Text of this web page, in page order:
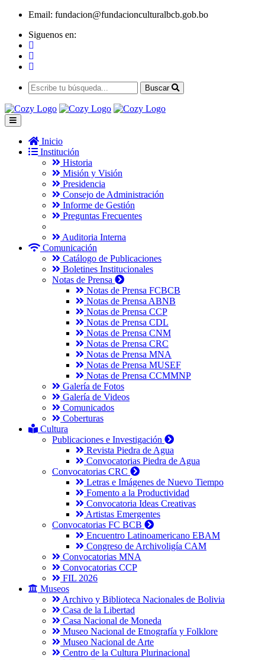
Email: fundacion@fundacionculturalbcb.gob.bo
Siguenos en:
Buscar
Inicio
Institución
Historia
Misión y Visión
Presidencia
Consejo de Administración
Informe de Gestión
Preguntas Frecuentes
Auditoria Interna
Comunicación
Catálogo de Publicaciones
Boletines Institucionales
Notas de Prensa
Notas de Prensa FCBCB
Notas de Prensa ABNB
Notas de Prensa CCP
Notas de Prensa CDL
Notas de Prensa CNM
Notas de Prensa CRC
Notas de Prensa MNA
Notas de Prensa MUSEF
Notas de Prensa CCMMNP
Galería de Fotos
Galería de Videos
Comunicados
Coberturas
Cultura
Publicaciones e Investigación
Revista Piedra de Agua
Convocatorias Piedra de Agua
Convocatorias CRC
Letras e Imágenes de Nuevo Tiempo
Fomento a la Productividad
Convocatoria Ideas Creativas
Artistas Emergentes
Convocatorias FC BCB
Encuentro Latinoamericano EBAM
Congreso de Archivoligía CAM
Convocatorias MNA
Convocatorias CCP
FIL 2026
Museos
Archivo y Biblioteca Nacionales de Bolivia
Casa de la Libertad
Casa Nacional de Moneda
Museo Nacional de Etnografía y Folklore
Museo Nacional de Arte
Centro de la Cultura Plurinacional